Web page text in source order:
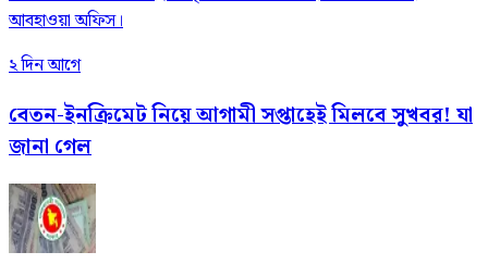
আবহাওয়া অফিস।
২ দিন আগে
বেতন-ইনক্রিমেট নিয়ে আগামী সপ্তাহেই মিলবে সুখবর! যা
জানা গেল